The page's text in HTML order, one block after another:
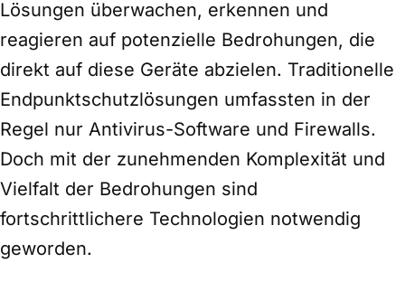
Lösungen überwachen, erkennen und
reagieren auf potenzielle Bedrohungen, die
direkt auf diese Geräte abzielen. Traditionelle
Endpunktschutzlösungen umfassten in der
Regel nur Antivirus-Software und Firewalls.
Doch mit der zunehmenden Komplexität und
Vielfalt der Bedrohungen sind
fortschrittlichere Technologien notwendig
geworden.